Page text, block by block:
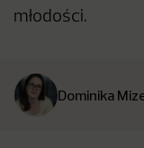
młodości.
Dominika